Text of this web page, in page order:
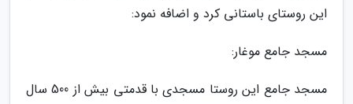
این روستای باستانی کرد و اضافه نمود:
مسجد جامع موغار:
مسجد جامع این روستا مسجدی با قدمتی بیش از 500 سال